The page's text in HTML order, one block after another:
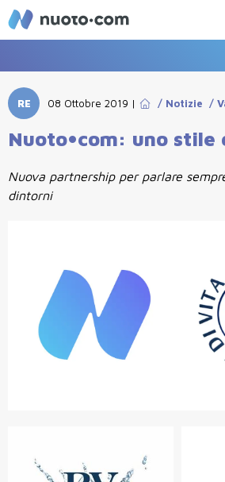
RE 08 Ottobre 2019 | / Notizie /
Nuoto•com: uno stile
Nuova partnership per parlare
dintorni